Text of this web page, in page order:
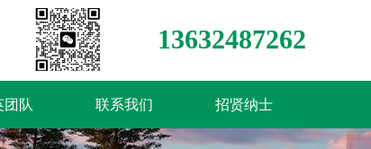
13632487262
团队 联系我们 招贤纳士